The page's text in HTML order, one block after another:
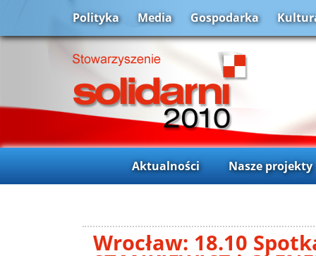
Polityka Media Gospodarka
Aktualności Nasze projekty
Wrocław: 18.10